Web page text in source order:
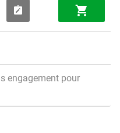
engagement pour